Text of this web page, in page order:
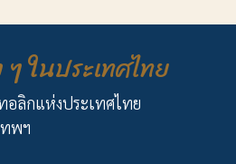
ในประเทศไทย
อลิกแห่งประเทศไทย
พฯ